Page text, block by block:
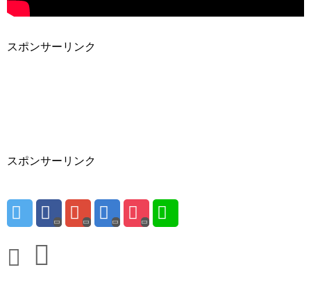
スポンサーリンク
スポンサーリンク